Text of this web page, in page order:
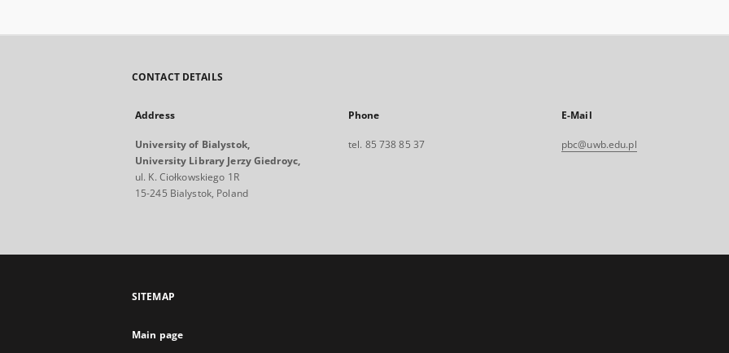
CONTACT DETAILS
Address
University of Bialystok,
University Library Jerzy Giedroyc,
ul. K. Ciołkowskiego 1R
15-245 Bialystok, Poland
Phone
tel. 85 738 85 37
E-Mail
pbc@uwb.edu.pl
SITEMAP
Main page